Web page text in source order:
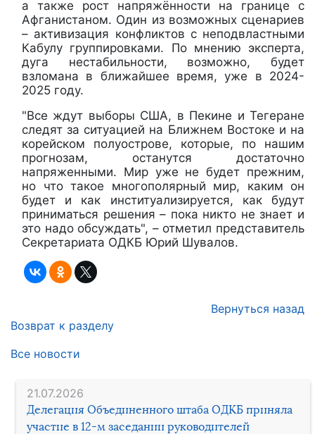
21.07.2026
Делегация Объединенного штаба ОДКБ приняла
участие в 12-м заседании руководителей
а также рост напряжённости на границе с
Афганистаном. Один из возможных сценариев
– активизация конфликтов с неподвластными
Кабулу группировками. По мнению эксперта,
дуга нестабильности, возможно, будет
взломана в ближайшее время, уже в 2024-
2025 году.
"Все ждут выборы США, в Пекине и Тегеране
следят за ситуацией на Ближнем Востоке и на
корейском полуострове, которые, по нашим
прогнозам, останутся достаточно
напряженными. Мир уже не будет прежним,
но что такое многополярный мир, каким он
будет и как институализируется, как будут
приниматься решения – пока никто не знает и
это надо обсуждать", – отметил представитель
Секретариата ОДКБ Юрий Шувалов.
Вернуться назад
Возврат к разделу
Все новости